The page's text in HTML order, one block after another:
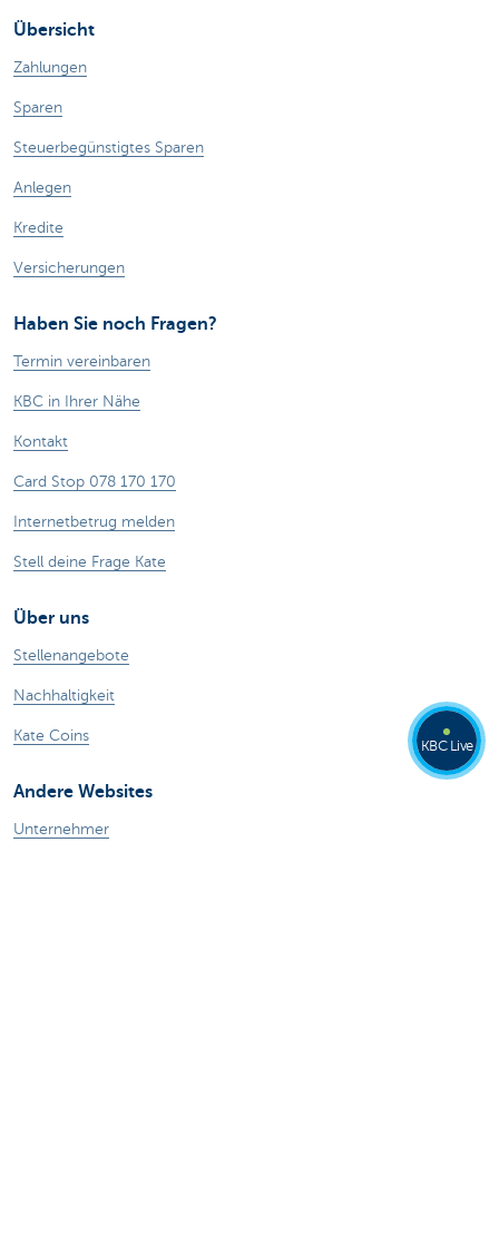
Übersicht
Zahlungen
Sparen
Steuerbegünstigtes Sparen
Anlegen
Kredite
Versicherungen
Haben Sie noch Fragen?
Termin vereinbaren
KBC in Ihrer Nähe
Kontakt
Card Stop 078 170 170
Internetbetrug melden
Stell deine Frage Kate
Über uns
Stellenangebote
Nachhaltigkeit
Kate Coins
Andere Websites
Unternehmer
KBC Live